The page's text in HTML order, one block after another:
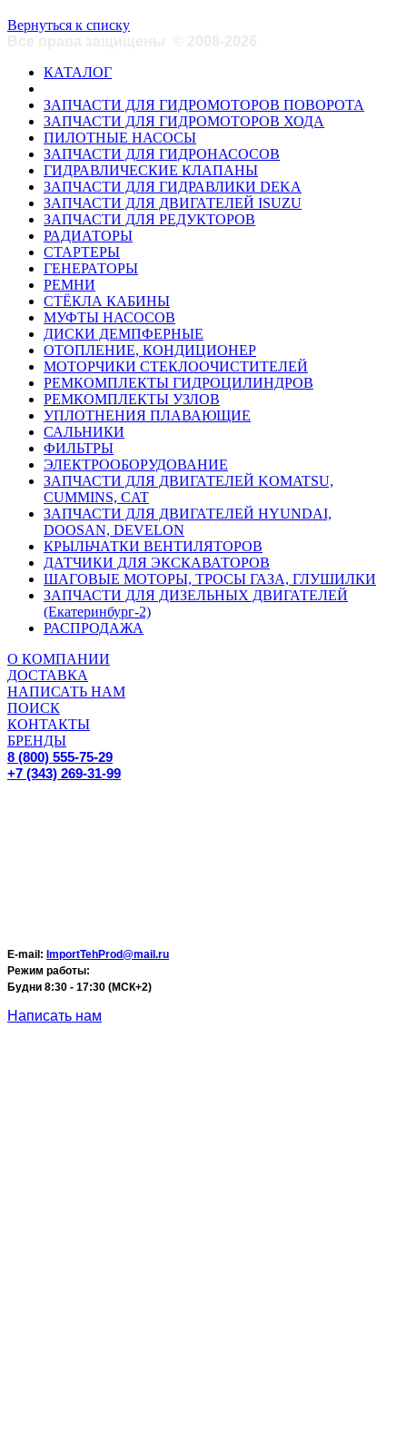
Вернуться к списку
КАТАЛОГ
ЗАПЧАСТИ ДЛЯ ГИДРОМОТОРОВ ПОВОРОТА
ЗАПЧАСТИ ДЛЯ ГИДРОМОТОРОВ ХОДА
ПИЛОТНЫЕ НАСОСЫ
ЗАПЧАСТИ ДЛЯ ГИДРОНАСОСОВ
ГИДРАВЛИЧЕСКИЕ КЛАПАНЫ
ЗАПЧАСТИ ДЛЯ ГИДРАВЛИКИ DEKA
ЗАПЧАСТИ ДЛЯ ДВИГАТЕЛЕЙ ISUZU
ЗАПЧАСТИ ДЛЯ РЕДУКТОРОВ
РАДИАТОРЫ
СТАРТЕРЫ
ГЕНЕРАТОРЫ
РЕМНИ
СТЁКЛА КАБИНЫ
МУФТЫ НАСОСОВ
ДИСКИ ДЕМПФЕРНЫЕ
ОТОПЛЕНИЕ, КОНДИЦИОНЕР
МОТОРЧИКИ СТЕКЛООЧИСТИТЕЛЕЙ
РЕМКОМПЛЕКТЫ ГИДРОЦИЛИНДРОВ
РЕМКОМПЛЕКТЫ УЗЛОВ
УПЛОТНЕНИЯ ПЛАВАЮЩИЕ
САЛЬНИКИ
ФИЛЬТРЫ
ЭЛЕКТРООБОРУДОВАНИЕ
ЗАПЧАСТИ ДЛЯ ДВИГАТЕЛЕЙ KOMATSU,
CUMMINS, CAT
ЗАПЧАСТИ ДЛЯ ДВИГАТЕЛЕЙ HYUNDAI,
DOOSAN, DEVELON
КРЫЛЬЧАТКИ ВЕНТИЛЯТОРОВ
ДАТЧИКИ ДЛЯ ЭКСКАВАТОРОВ
ШАГОВЫЕ МОТОРЫ, ТРОСЫ ГАЗА, ГЛУШИЛКИ
ЗАПЧАСТИ ДЛЯ ДИЗЕЛЬНЫХ ДВИГАТЕЛЕЙ
(Екатеринбург-2)
РАСПРОДАЖА
О КОМПАНИИ
ДОСТАВКА
НАПИСАТЬ НАМ
ПОИСК
КОНТАКТЫ
БРЕНДЫ
8 (800) 555-75-29
+7 (343) 269-31-99
E-mail: ImportTehProd@mail.ru
Режим работы:
Будни 8:30 - 17:30 (МСК+2)
Написать нам